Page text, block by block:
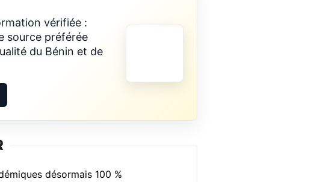
vérifiée :
source préférée
du Bénin et de
désormais 100 %